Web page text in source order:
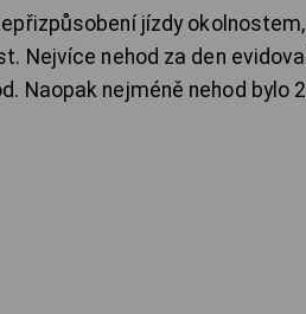
jízdy
Nejvíce nehod za den
Naopak nejméně nehod bylo